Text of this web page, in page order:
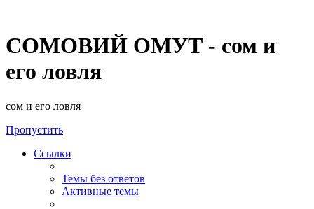
СОМОВИЙ ОМУТ - сом и
его ловля
сом и его ловля
Пропустить
Ссылки
Темы без ответов
Активные темы